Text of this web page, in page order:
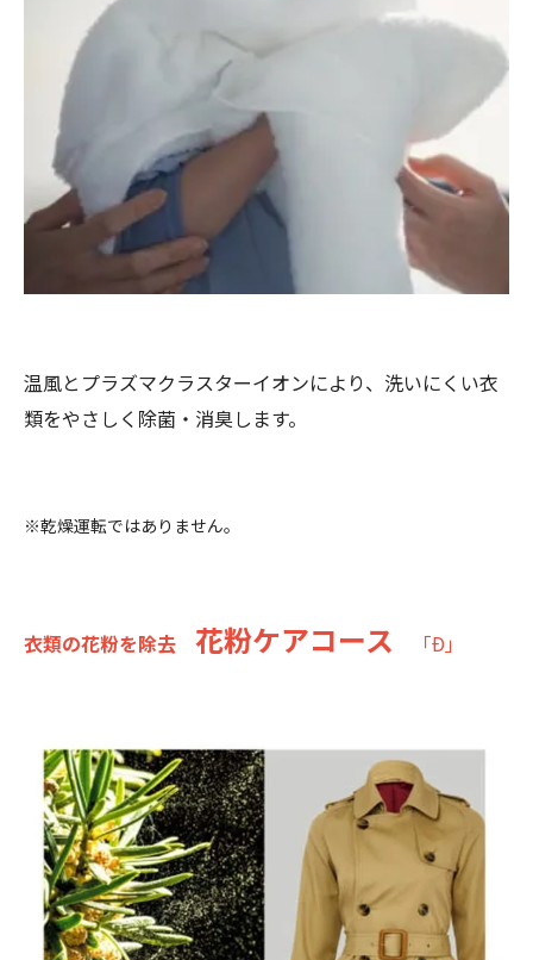
温風とプラズマクラスターイオンにより、洗いにくい衣
類をやさしく除菌・消臭します。
※乾燥運転ではありません。
衣類の花粉を除去 花粉ケアコース 「Ð」